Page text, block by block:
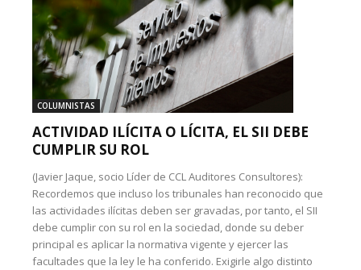
COLUMNISTAS
ACTIVIDAD ILÍCITA O LÍCITA, EL SII DEBE
CUMPLIR SU ROL
(Javier Jaque, socio Líder de CCL Auditores Consultores):
Recordemos que incluso los tribunales han reconocido que
las actividades ilícitas deben ser gravadas, por tanto, el SII
debe cumplir con su rol en la sociedad, donde su deber
principal es aplicar la normativa vigente y ejercer las
facultades que la ley le ha conferido. Exigirle algo distinto